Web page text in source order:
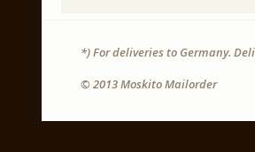
*) For deliveries to Germany.
© 2013 Moskito Mailorder